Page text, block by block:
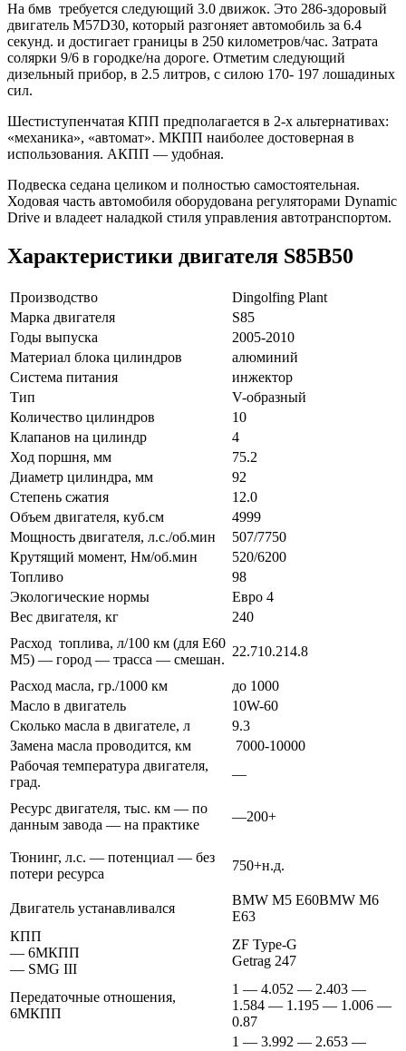
На бмв требуется следующий 3.0 движок. Это 286-здоровый
двигатель M57D30, который разгоняет автомобиль за 6.4
секунд. и достигает границы в 250 километров/час. Затрата
солярки 9/6 в городке/на дороге. Отметим следующий
дизельный прибор, в 2.5 литров, с силою 170- 197 лошадиных
сил.
Шестиступенчатая КПП предполагается в 2-х альтернативах:
«механика», «автомат». МКПП наиболее достоверная в
использования. АКПП — удобная.
Подвеска седана целиком и полностью самостоятельная.
Ходовая часть автомобиля оборудована регуляторами Dynamic
Drive и владеет наладкой стиля управления автотранспортом.
Характеристики двигателя S85B50
Производство
Dingolfing Plant
Марка двигателя
S85
Годы выпуска
2005-2010
Материал блока цилиндров
алюминий
Система питания
инжектор
Тип
V-образный
Количество цилиндров
10
Клапанов на цилиндр
4
Ход поршня, мм
75.2
Диаметр цилиндра, мм
92
Степень сжатия
12.0
Объем двигателя, куб.см
4999
Мощность двигателя, л.с./об.мин
507/7750
Крутящий момент, Нм/об.мин
520/6200
Топливо
98
Экологические нормы
Евро 4
Вес двигателя, кг
240
Расход топлива, л/100 км (для E60
M5) — город — трасса — смешан.
22.710.214.8
Расход масла, гр./1000 км
до 1000
Масло в двигатель
10W-60
Сколько масла в двигателе, л
9.3
Замена масла проводится, км
7000-10000
Рабочая температура двигателя,
град.
—
Ресурс двигателя, тыс. км — по
данным завода — на практике
—200+
Тюнинг, л.с. — потенциал — без
потери ресурса
750+н.д.
Двигатель устанавливался
BMW M5 E60BMW M6
E63
КПП
— 6МКПП
— SMG III
ZF Type-G
Getrag 247
Передаточные отношения,
6МКПП
1 — 4.052 — 2.403 —
1.584 — 1.195 — 1.006 —
0.87
1 — 3.992 — 2.653 —